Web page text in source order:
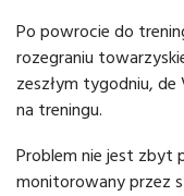
Po powrocie do
rozegraniu
zeszłym tygodniu, de
na treningu.
Problem nie jest zbyt
monitorowany przez